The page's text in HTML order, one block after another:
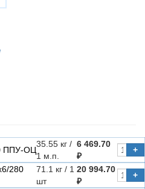
ППУ-ОЦ
35.55 кг /
1 м.п.
6 469.70
₽
+
280
71.1 кг / 1
шт
20 994.70
₽
+